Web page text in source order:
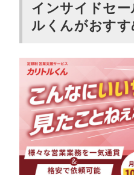
インサイドセ
ルくんがおすす